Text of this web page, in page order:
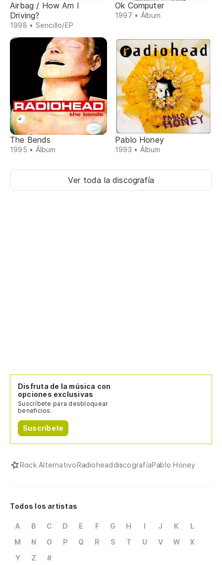
Airbag / How Am I
Driving?
1998 • Sencillo/EP
Ok Computer
1997 • Álbum
The Bends
1995 • Álbum
Pablo Honey
1993 • Álbum
Ver toda la discografía
Disfruta de la música con
opciones exclusivas
Suscríbete para desbloquear
beneficios.
Suscríbete
Rock AlternativoRadioheaddiscografíaPablo Honey
Todos los artistas
A B C D E F G H I J K
L
M
N O P Q R S T U V W
X
Y
Z #